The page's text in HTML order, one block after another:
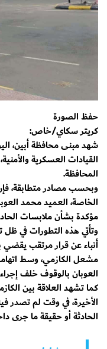
حفظ الصورة
كريتر سكاي/خاص:
شهد مبنى محافظة أبين،
القيادات العسكرية
المحافظة.
وبحسب مصادر متطابقة،
الخاصة، العميد محمد
مؤكدة بشأن ملابسات
وتأتي هذه التطورات في ظل
أنباء عن قرار مرتقب يقضي
مشعل الكازمي، وسط
العوبان بالوقوف خلف
كما تشهد العلاقة بين
الأخيرة، في وقت لم تصدر
الحادثة أو حقيقة ما جرى